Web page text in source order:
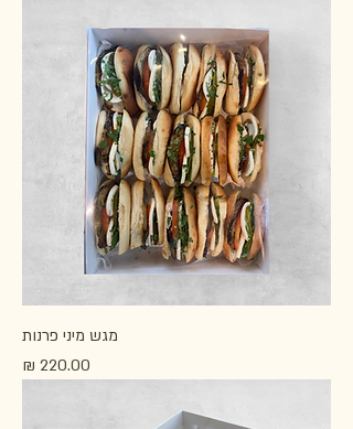
מגש מיני פרנות
מחיר